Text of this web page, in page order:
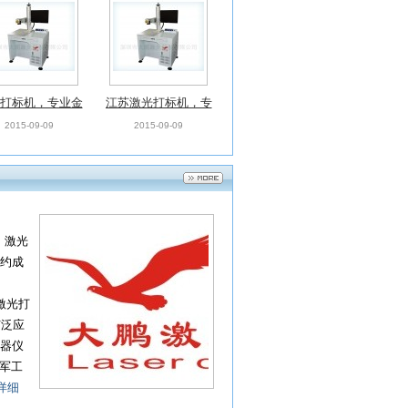
标机，专业金
光纤激光打标
2015-09-09
江苏激光打标机，专
业金属雕刻全新光纤
2015-09-09
激光
成
光打
应
仪
工
细